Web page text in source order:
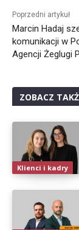
Poprzedni artykuł
Marcin Hadaj
komunikacji w
Agencji Żeglugi
ZOBACZ
Klienci i kadry